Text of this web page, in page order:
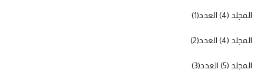
المجلد (4) العدد(1)
المجلد (4) العدد(2)
المجلد (5) العدد(3)